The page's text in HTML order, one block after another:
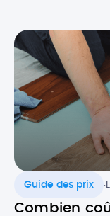
de chauffe-eau
Guide des prix
Combien